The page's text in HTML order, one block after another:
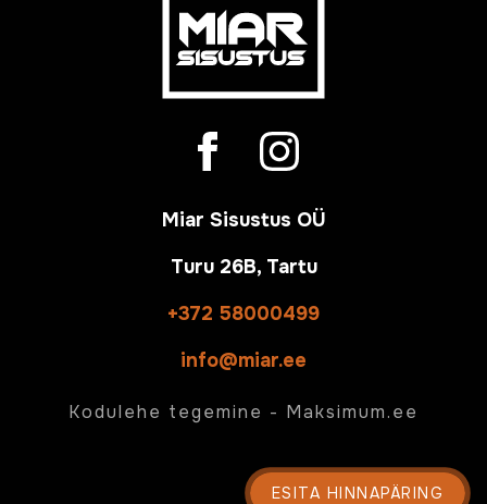
ESITA HINNAPÄRING
Miar Sisustus OÜ
Turu 26B, Tartu
+372 58000499
info@miar.ee
Kodulehe tegemine - Maksimum.ee